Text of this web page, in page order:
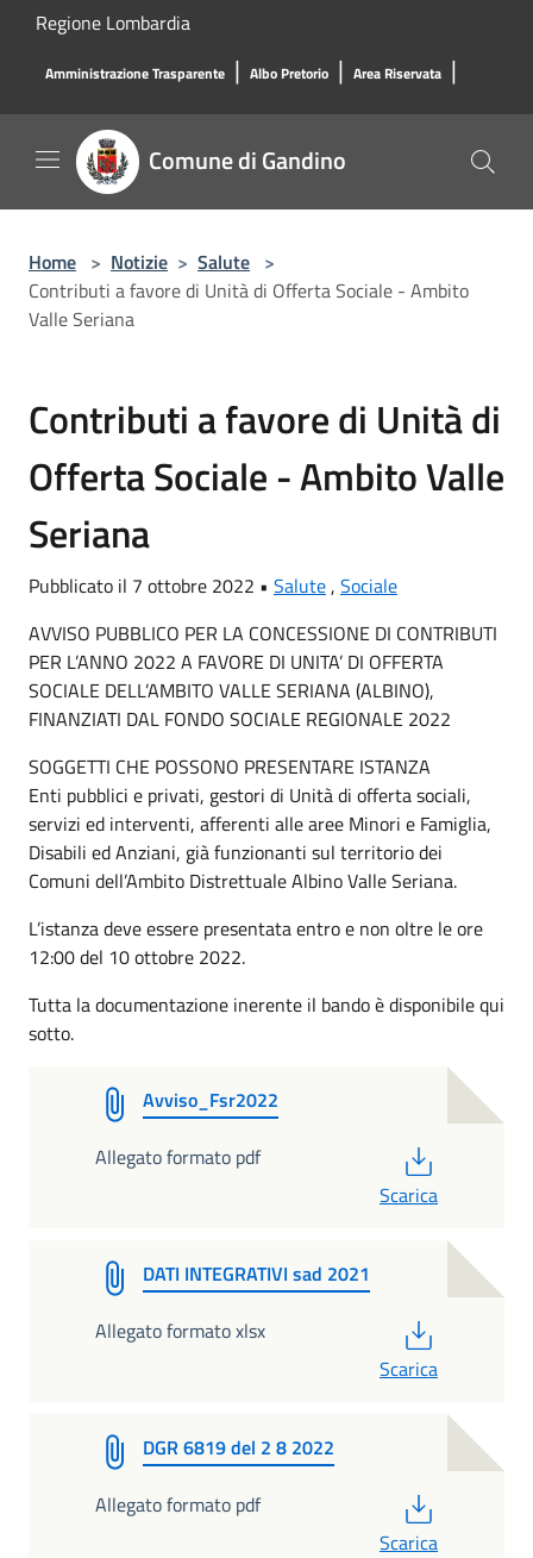
Salta al contenuto principale
Regione Lombardia
Amministrazione Trasparente | Albo Pretorio | Area Riservata |
Comune di Gandino
Home > Notizie > Salute >
Contributi a favore di Unità di Offerta Sociale - Ambito
Valle Seriana
Contributi a favore di Unità di
Offerta Sociale - Ambito Valle
Seriana
Pubblicato il 7 ottobre 2022 • Salute, Sociale
AVVISO PUBBLICO PER LA CONCESSIONE DI CONTRIBUTI
PER L’ANNO 2022 A FAVORE DI UNITA’ DI OFFERTA
SOCIALE DELL’AMBITO VALLE SERIANA (ALBINO),
FINANZIATI DAL FONDO SOCIALE REGIONALE 2022
SOGGETTI CHE POSSONO PRESENTARE ISTANZA
Enti pubblici e privati, gestori di Unità di offerta sociali,
servizi ed interventi, afferenti alle aree Minori e Famiglia,
Disabili ed Anziani, già funzionanti sul territorio dei
Comuni dell’Ambito Distrettuale Albino Valle Seriana.
L’istanza deve essere presentata entro e non oltre le ore
12:00 del 10 ottobre 2022.
Tutta la documentazione inerente il bando è disponibile qui
sotto.
Avviso_Fsr2022
Allegato formato pdf
Scarica
DATI INTEGRATIVI sad 2021
Allegato formato xlsx
Scarica
DGR 6819 del 2 8 2022
Allegato formato pdf
Scarica